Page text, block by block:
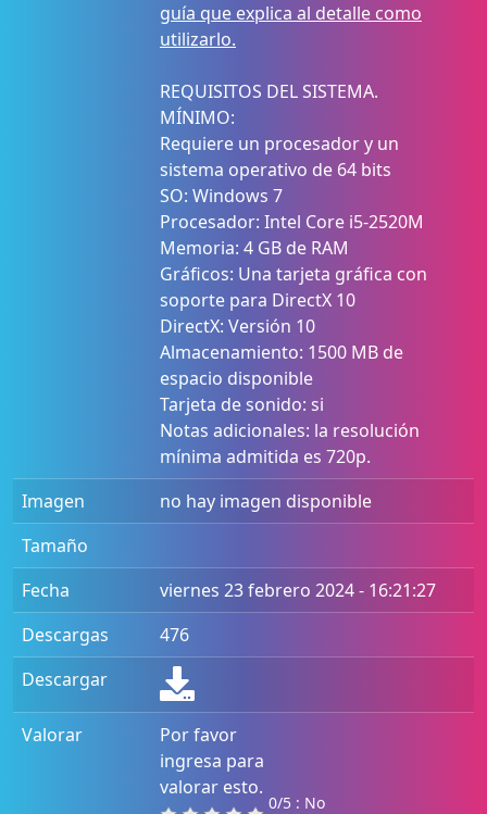
guía que explica al detalle como
utilizarlo.
REQUISITOS DEL SISTEMA.
MÍNIMO:
Requiere un procesador y un
sistema operativo de 64 bits
SO: Windows 7
Procesador: Intel Core i5-2520M
Memoria: 4 GB de RAM
Gráficos: Una tarjeta gráfica con
soporte para DirectX 10
DirectX: Versión 10
Almacenamiento: 1500 MB de
espacio disponible
Tarjeta de sonido: si
Notas adicionales: la resolución
mínima admitida es 720p.
Imagen
no hay imagen disponible
Tamaño
Fecha
viernes 23 febrero 2024 - 16:21:27
Descargas
476
Descargar
Valorar
Por favor
ingresa para
valorar esto.
0/5 : No